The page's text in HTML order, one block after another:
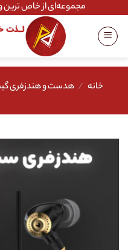
content
مجموعه‌ای از خاص ترین
خانه / هدست و هندزفری